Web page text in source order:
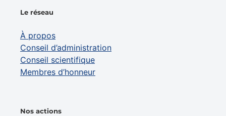
Le réseau
À propos
Conseil d’administration
Conseil scientifique
Membres d’honneur
Nos actions